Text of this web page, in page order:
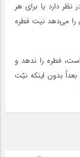
دارد یا برای هر
را می‌دهد نیت فطره
فطره را ندهد و
بدون اینکه نیّت